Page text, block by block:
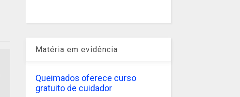
Matéria em evidência
Queimados oferece curso
gratuito de cuidador